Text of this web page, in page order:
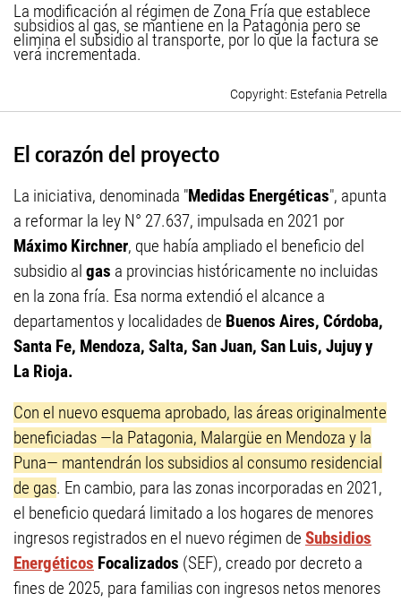
La modificación al régimen de Zona Fría que establece
subsidios al gas, se mantiene en la Patagonia pero se
elimina el subsidio al transporte, por lo que la factura se
verá incrementada.
Estefania Petrella
El corazón del proyecto
La iniciativa, denominada "Medidas Energéticas", apunta
a reformar la ley N° 27.637, impulsada en 2021 por
Máximo Kirchner, que había ampliado el beneficio del
subsidio al gas a provincias históricamente no incluidas
en la zona fría. Esa norma extendió el alcance a
departamentos y localidades de Buenos Aires, Córdoba,
Santa Fe, Mendoza, Salta, San Juan, San Luis, Jujuy y
La Rioja.
Con el nuevo esquema aprobado, las áreas originalmente
beneficiadas —la Patagonia, Malargüe en Mendoza y la
Puna— mantendrán los subsidios al consumo residencial
de gas. En cambio, para las zonas incorporadas en 2021,
el beneficio quedará limitado a los hogares de menores
ingresos registrados en el nuevo régimen de Subsidios
Energéticos Focalizados (SEF), creado por decreto a
fines de 2025, para familias con ingresos netos menores